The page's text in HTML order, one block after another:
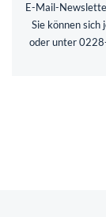
E-Mail-
Sie können sich
oder unter